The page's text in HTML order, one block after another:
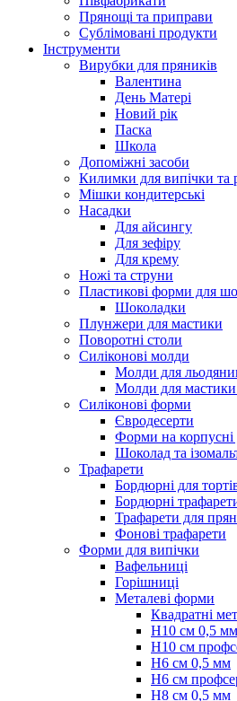
Прянощі та приправи
Сублімовані продукти
Інструменти
Вирубки для пряників
Валентина
День Матері
Новий рік
Паска
Школа
Допоміжні засоби
Килимки для випічки та
Мішки кондитерські
Насадки
Для айсингу
Для зефіру
Для крему
Ножі та струни
Пластикові форми для
Шоколадки
Плунжери для мастики
Поворотні столи
Силіконові молди
Молди для
Молди для мастики
Силіконові форми
Євродесерти
Форми на корпусні
Шоколад та
Трафарети
Бордюрні для
Бордюрні
Трафарети для
Фонові трафарети
Форми для випічки
Вафельниці
Горішниці
Металеві форми
Квадратні
Н10 см 0,5 мм
Н10 см
Н6 см 0,5 мм
Н6 см
Н8 см 0,5 мм